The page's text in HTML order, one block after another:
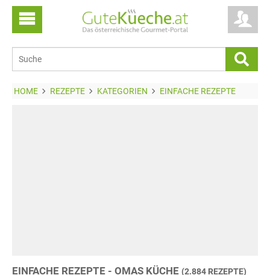
HOME REZEPTE KATEGORIEN EINFACHE REZEPTE
EINFACHE REZEPTE - OMAS KÜCHE (2.884 REZEPTE)